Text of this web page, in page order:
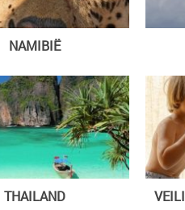
NAMIBIË
THAILAND